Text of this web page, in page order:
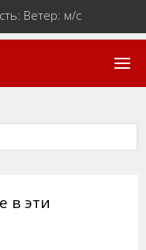
Ветер: м/с
в эти